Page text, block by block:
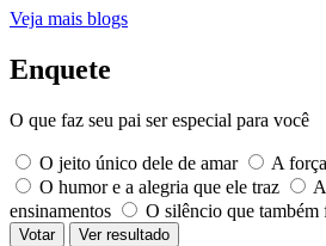
Veja mais blogs
Enquete
O que faz seu pai ser especial para você
O jeito único dele de amar
A
O humor e a alegria que ele traz
ensinamentos
O silêncio que também
Votar Ver resultado